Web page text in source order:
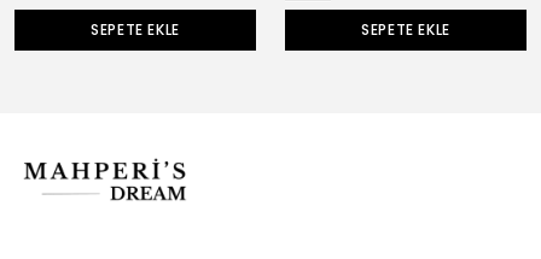
SEPETE EKLE SEPETE EKLE